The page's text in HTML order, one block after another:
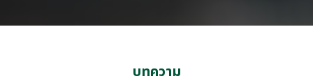
บทความ